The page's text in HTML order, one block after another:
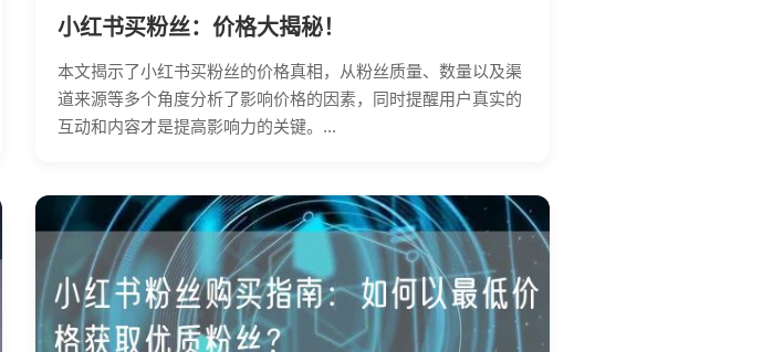
小红书买粉丝：价格大揭秘！
本文揭示了小红书买粉丝的价格真相，从粉丝质量、数量以及渠
道来源等多个角度分析了影响价格的因素，同时提醒用户真实的
互动和内容才是提高影响力的关键。...